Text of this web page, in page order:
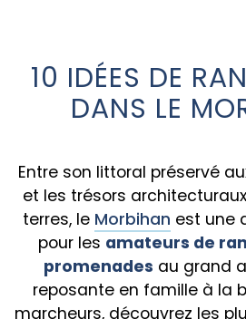
10 IDÉES DE
DANS LE
Entre son littoral préservé
et les trésors
terres, le Morbihan est une
pour les amateurs de
promenades au grand
reposante en famille à la
marcheurs, découvrez les